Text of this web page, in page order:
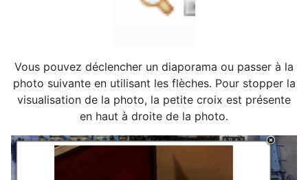
Vous pouvez déclencher un diaporama ou passer à la
photo suivante en utilisant les flèches. Pour stopper la
visualisation de la photo, la petite croix est présente
en haut à droite de la photo.